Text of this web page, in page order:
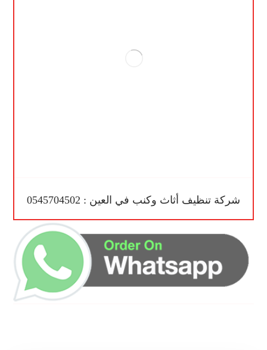
شركة تنظيف أثاث وكنب في العين : 0545704502